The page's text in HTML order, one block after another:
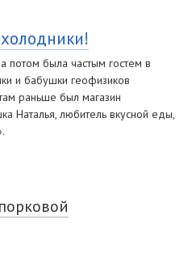
потом была частым гостем в
и бабушки геофизиков
раньше был магазин
Наталья, любитель вкусной еды,